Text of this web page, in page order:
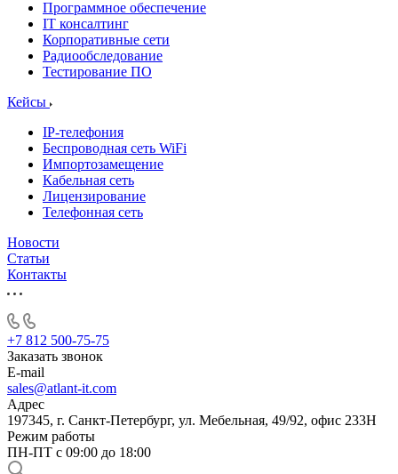
Программное обеспечение
IT консалтинг
Корпоративные сети
Радиообследование
Тестирование ПО
Кейсы
IP-телефония
Беспроводная сеть WiFi
Импортозамещение
Кабельная сеть
Лицензирование
Телефонная сеть
Новости
Статьи
Контакты
+7 812 500-75-75
Заказать звонок
E-mail
sales@atlant-it.com
Адрес
197345, г. Санкт-Петербург, ул. Мебельная, 49/92, офис 233Н
Режим работы
ПН-ПТ с 09:00 до 18:00